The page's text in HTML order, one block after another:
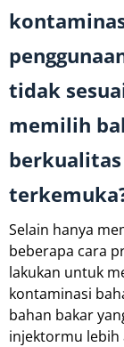
tidak
memilih
berkualitas
Selain hanya
beberapa cara
lakukan untuk
kontaminasi
bahan bakar
injektormu lebih